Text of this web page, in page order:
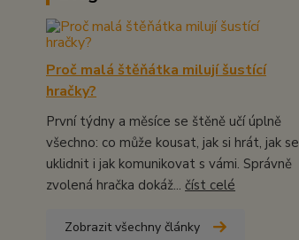
Proč malá štěňátka milují šustící
hračky?
První týdny a měsíce se štěně učí úplně
všechno: co může kousat, jak si hrát, jak se
uklidnit i jak komunikovat s vámi. Správně
zvolená hračka dokáž... číst celé
Zobrazit všechny články